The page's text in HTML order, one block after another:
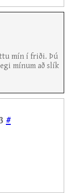
mín í friði. Þú
mínum að slík
#